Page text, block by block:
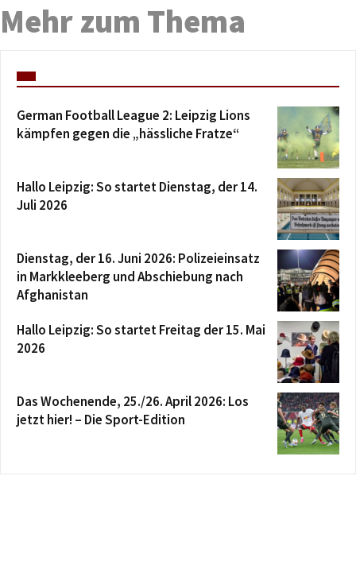
Mehr zum Thema
German Football League 2: Leipzig Lions
kämpfen gegen die „hässliche Fratze“
Hallo Leipzig: So startet Dienstag, der 14.
Juli 2026
Dienstag, der 16. Juni 2026: Polizeieinsatz
in Markkleeberg und Abschiebung nach
Afghanistan
Hallo Leipzig: So startet Freitag der 15. Mai
2026
Das Wochenende, 25./26. April 2026: Los
jetzt hier! – Die Sport-Edition